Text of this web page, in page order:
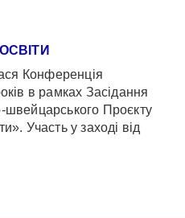
Конференція
в рамках Засідання
швейцарського Проєкту
Участь у заході від